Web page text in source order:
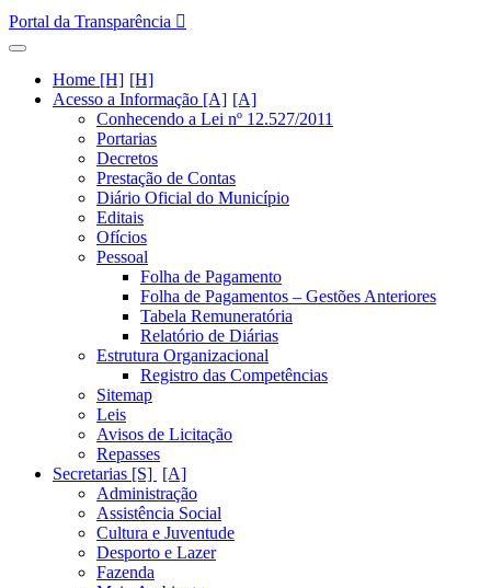
Portal da Transparência
Home [H]
Acesso a Informação [A]
Conhecendo a Lei nº 12.527/2011
Portarias
Decretos
Prestação de Contas
Diário Oficial do Município
Editais
Ofícios
Pessoal
Folha de Pagamento
Folha de Pagamentos – Gestões Anteriores
Tabela Remuneratória
Relatório de Diárias
Estrutura Organizacional
Registro das Competências
Sitemap
Leis
Avisos de Licitação
Repasses
Secretarias [S]
Administração
Assistência Social
Cultura e Juventude
Desporto e Lazer
Fazenda